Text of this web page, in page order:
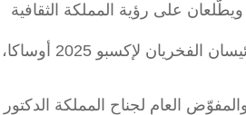
زار سمو ولي عهد اليابان الأمير أكيشينو وحرمه الأميرة
العام لجناح المملكة